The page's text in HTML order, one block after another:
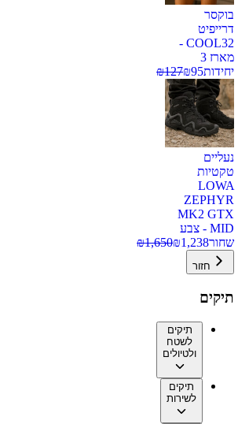
בוקסר
דרייפיט
COOL32 -
מארז 3
יחידות
₪95
₪127
נעליים
טקטיות
LOWA
ZEPHYR
MK2 GTX
MID - צבע
שחור
₪1,238
₪1,650
חזור
תיקים
תיקים
לשטח
ולטיולים
תיקים
לשירות